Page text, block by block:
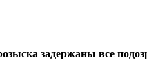
задержаны все